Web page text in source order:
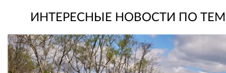
ИНТЕРЕСНЫЕ НОВОСТИ ПО